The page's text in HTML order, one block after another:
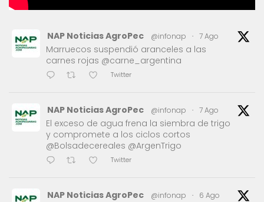
NAP Noticias AgroPec @infonap · 7 Ago
Marruecos suspendió aranceles a las
carnes rojas @carne_argentina
Twitter
NAP Noticias AgroPec @infonap · 7 Ago
El exceso de agua frena la siembra de trigo
y compromete a los ciclos cortos
@Bolsadecereales @ArgenTrigo
Twitter
NAP Noticias AgroPec @infonap · 6 Ago